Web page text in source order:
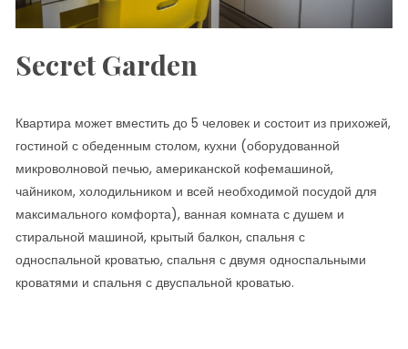
Secret Garden
Квартира может вместить до 5 человек и состоит из прихожей,
гостиной с обеденным столом, кухни (оборудованной
микроволновой печью, американской кофемашиной,
чайником, холодильником и всей необходимой посудой для
максимального комфорта), ванная комната с душем и
стиральной машиной, крытый балкон, спальня с
односпальной кроватью, спальня с двумя односпальными
кроватями и спальня с двуспальной кроватью.